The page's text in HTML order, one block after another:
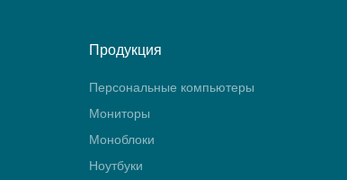
Продукция
Персональные компьютеры
Мониторы
Моноблоки
Ноутбуки